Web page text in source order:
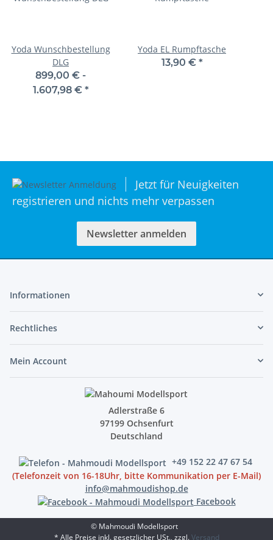
Yoda Wunschbestellung
DLG
899,00 € -
1.607,98 € *
Yoda EL Rumpftasche
13,90 € *
Jetzt für Neuigkeiten
registrieren und nichts mehr verpassen
Newsletter anmelden
Informationen
Rechtliches
Mein Account
Adlerstraße 6
97199 Ochsenfurt
Deutschland
+49 152 22 47 67 54
(Telefonzeit von 16-18Uhr, bitte Kommunikation per E-Mail)
info@mahmoudishop.de
Facebook
© Mahmoudi Modellsport
* Alle Preise inkl. gesetzlicher USt., zzgl.Versand